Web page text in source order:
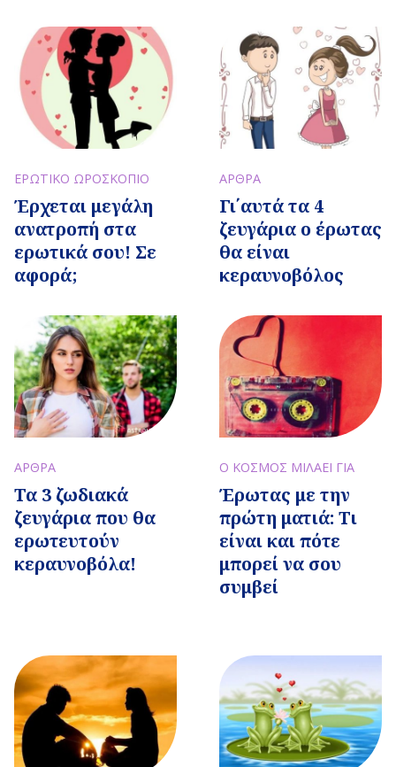
ΕΡΩΤΙΚΟ ΩΡΟΣΚΟΠΙΟ
Έρχεται μεγάλη
ανατροπή στα
ερωτικά σου! Σε
αφορά;
ΑΡΘΡΑ
Γι΄αυτά τα 4
ζευγάρια ο έρωτας
θα είναι
κεραυνοβόλος
ΑΡΘΡΑ
Τα 3 ζωδιακά
ζευγάρια που θα
ερωτευτούν
κεραυνοβόλα!
Ο ΚΟΣΜΟΣ ΜΙΛΑΕΙ ΓΙΑ
Έρωτας με την
πρώτη ματιά: Τι
είναι και πότε
μπορεί να σου
συμβεί